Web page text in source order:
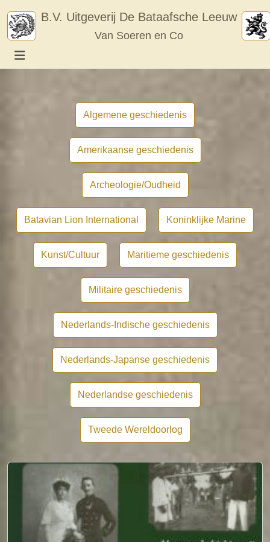
content
B.V. Uitgeverij De Bataafsche Leeuw
Van Soeren en Co
Algemene geschiedenis
Amerikaanse geschiedenis
Archeologie/Oudheid
Batavian Lion International Koninklijke Marine
Kunst/Cultuur Maritieme geschiedenis
Militaire geschiedenis
Nederlands-Indische geschiedenis
Nederlands-Japanse geschiedenis
Nederlandse geschiedenis
Tweede Wereldoorlog